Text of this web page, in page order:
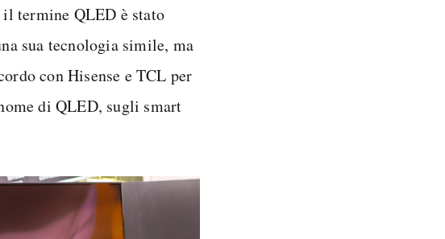
il termine QLED è stato
sua tecnologia simile, ma
con Hisense e TCL per
di QLED, sugli smart